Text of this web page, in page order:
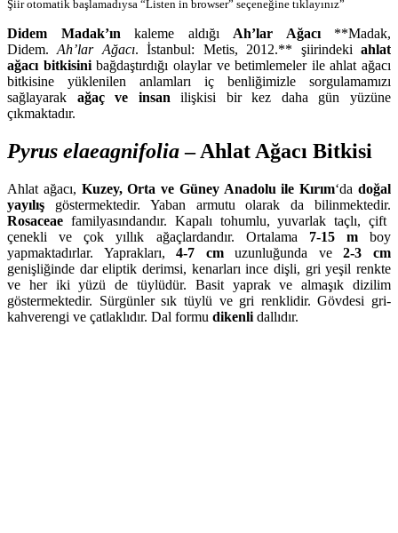
Şiir otomatik başlamadıysa “Listen in browser” seçeneğine tıklayınız”
Didem Madak’ın kaleme aldığı Ah’lar Ağacı**Madak,
Didem.Ah’lar Ağacı. İstanbul: Metis, 2012.** şiirindekiahlat
ağacı bitkisinibağdaştırdığı olaylar ve betimlemeler ile ahlat ağacı
bitkisine yüklenilen anlamları iç benliğimizle sorgulamamızı
sağlayarak ağaç ve insan ilişkisi bir kez daha gün yüzüne
çıkmaktadır.
Pyrus elaeagnifolia– Ahlat Ağacı Bitkisi
Ahlat ağacı, Kuzey, Orta ve Güney Anadolu ile Kırım‘dadoğal
yayılış göstermektedir. Yaban armutu olarak da bilinmektedir.
Rosaceae familyasındandır. Kapalı tohumlu, yuvarlak taçlı, çift
çenekli ve çok yıllık ağaçlardandır. Ortalama 7-15 mboy
yapmaktadırlar. Yaprakları, 4-7 cmuzunluğunda ve2-3 cm
genişliğinde dar eliptik derimsi, kenarları ince dişli, gri yeşil renkte
ve her iki yüzü de tüylüdür. Basit yaprak ve almaşık dizilim
göstermektedir. Sürgünler sık tüylü ve gri renklidir. Gövdesi gri-
kahverengi ve çatlaklıdır. Dal formu dikenli dallıdır.